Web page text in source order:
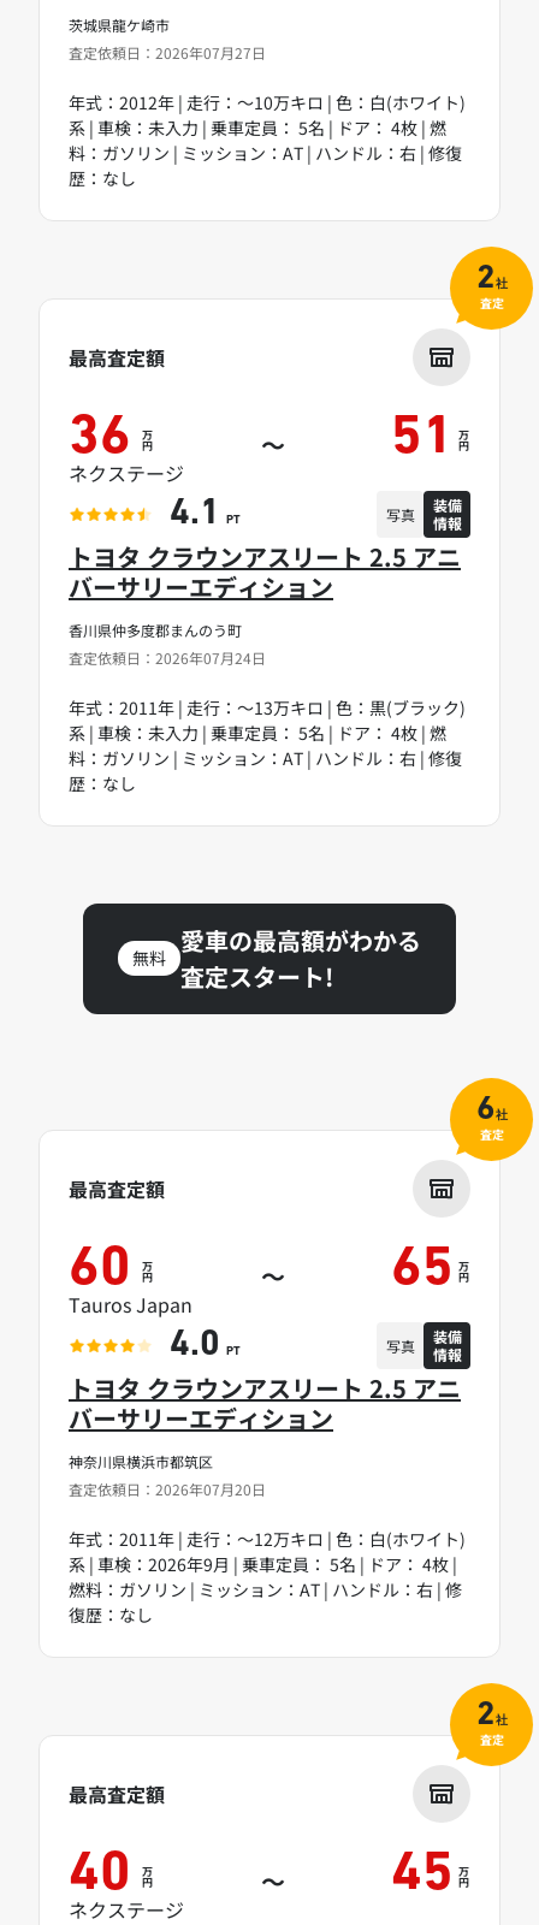
茨城県龍ケ崎市
査定依頼日：2026年07月27日
年式：2012年 | 走行：～10万キロ | 色：白(ホワイト)
系 | 車検：未入力 | 乗車定員： 5名 | ドア： 4枚 | 燃
料：ガソリン | ミッション：AT | ハンドル：右 | 修復
歴：なし
香川県仲多度郡まんのう町
査定依頼日：2026年07月24日
トヨタ クラウンアスリート 2.5 アニ
バーサリーエディション
年式：2011年 | 走行：～13万キロ | 色：黒(ブラック)
系 | 車検：未入力 | 乗車定員： 5名 | ドア： 4枚 | 燃
料：ガソリン | ミッション：AT | ハンドル：右 | 修復
歴：なし
最高査定額
36 万
円 ～ 51 万
円
ネクステージ
4.1 PT 写真
装備
情報
2社
査定
無料
愛車の最高額がわかる
査定スタート!
神奈川県横浜市都筑区
査定依頼日：2026年07月20日
トヨタ クラウンアスリート 2.5 アニ
バーサリーエディション
年式：2011年 | 走行：～12万キロ | 色：白(ホワイト)
系 | 車検：2026年9月 | 乗車定員： 5名 | ドア： 4枚 |
燃料：ガソリン | ミッション：AT | ハンドル：右 | 修
復歴：なし
最高査定額
60 万
円 ～ 65 万
円
Tauros Japan
4.0 PT 写真
装備
情報
6社
査定
最高査定額
40 万
円 ～ 45 万
円
ネクステージ
2社
査定